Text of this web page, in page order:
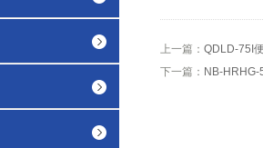
上一篇： QDLD-75I
下一篇： NB-